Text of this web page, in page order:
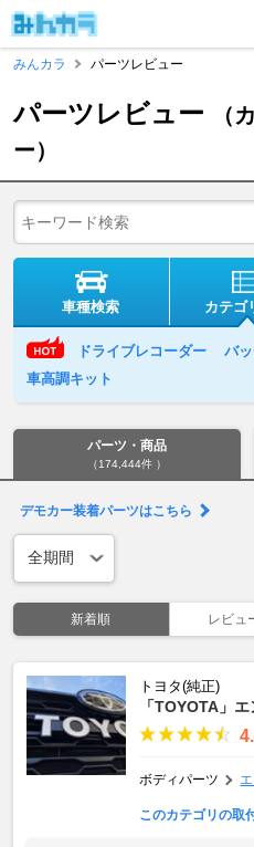
みんカラ
パーツレビュー
パーツレビュー
（
ー）
車種検索 カテゴ
ドライブレコーダー バ
車高調キット
パーツ・商品
（174,444件 ）
デモカー装着パーツはこちら
新着順 レビュ
トヨタ(純正)
「TOYOTA」
ボディパーツ
このカテゴリの取